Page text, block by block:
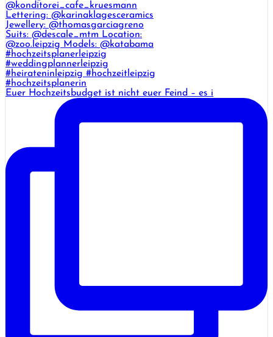
Euer Hochzeitsbudget ist nicht euer Feind – es i